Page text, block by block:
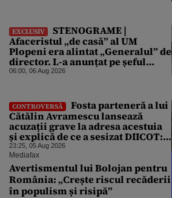
EXCLUSIV
STENOGRAME |
Afaceristul „de casă” al UM
Plopeni era alintat „Generalul” de
director. L-a anunțat pe șeful
uzinei că i-a adus „subțireanu,
06:00, 06 Aug 2026
CONTROVERSĂ
Fosta parteneră a lui
Cătălin Avramescu lansează
acuzații grave la adresa acestuia
și explică de ce a sesizat DIICOT:
„Făcea baie complet dezbrăcat cu
copiii”. Fostul consilier
prezidențial respinge acuzațiile
23:25, 05 Aug 2026
Mediafax
Avertismentul lui Bolojan pentru
România: „Crește riscul recăderii
în populism și risipă”